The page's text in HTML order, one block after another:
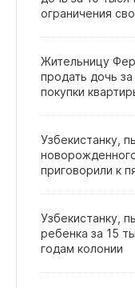
ограничения
Жительницу
продать дочь
покупки
Узбекистанку,
приговорили к
Узбекистанку,
ребенка за 15
годам колонии